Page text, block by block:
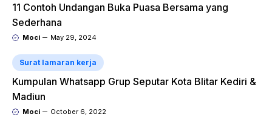
11 Contoh Undangan Buka Puasa Bersama yang
Sederhana
Moci May 29, 2024
Surat lamaran kerja
Kumpulan Whatsapp Grup Seputar Kota Blitar Kediri &
Madiun
Moci October 6, 2022